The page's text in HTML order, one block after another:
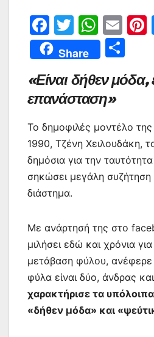
F
a
c
e
b
o
o
k
T
w
itt
er
W
h
at
s
A
p
p
E
m
ai
l
Share
ρ
σ
τε
ίτ
ε
«Είναι δήθεν μόδα,
επανάσταση»
Το δημοφιλές μοντέλο
1990, Τζένη Χειλουδάκη,
δημόσια για την
σηκώσει μεγάλη
διάστημα.
Με ανάρτησή της στο
μιλήσει εδώ και χρόνια
μετάβαση φύλου, ανέφερε
φύλα είναι δύο, άνδρας
χαρακτήρισε τα
«δήθεν μόδα» και